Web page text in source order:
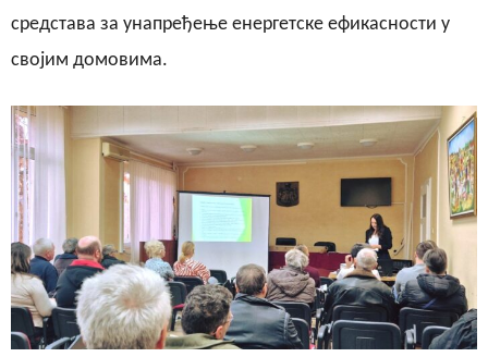
средстава за унапређење енергетске ефикасности у
својим домовима.